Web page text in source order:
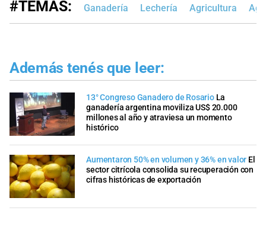
#TEMAS: Ganadería Lechería Agricultura
Además tenés que leer:
13° Congreso Ganadero de Rosario La
ganadería argentina moviliza US$ 20.000
millones al año y atraviesa un momento
histórico
Aumentaron 50% en volumen y 36% en valor El
sector citrícola consolida su recuperación con
cifras históricas de exportación